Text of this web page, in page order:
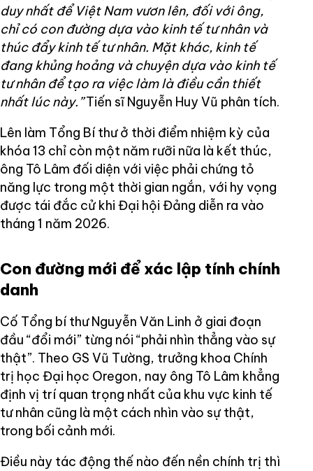
duy nhất để Việt Nam vươn lên, đối với ông,
chỉ có con đường dựa vào kinh tế tư nhân và
thúc đẩy kinh tế tư nhân. Mặt khác, kinh tế
đang khủng hoảng và chuyện dựa vào kinh tế
tư nhân để tạo ra việc làm là điều cần thiết
nhất lúc này.”Tiến sĩ Nguyễn Huy Vũ phân tích.
Lên làm Tổng Bí thư ở thời điểm nhiệm kỳ của
khóa 13 chỉ còn một năm rưỡi nữa là kết thúc,
ông Tô Lâm đối diện với việc phải chứng tỏ
năng lực trong một thời gian ngắn, với hy vọng
được tái đắc cử khi Đại hội Đảng diễn ra vào
tháng 1 năm 2026.
Con đường mới để xác lập tính chính
danh
Cố Tổng bí thư Nguyễn Văn Linh ở giai đoạn
đầu “đổi mới” từng nói “phải nhìn thẳng vào sự
thật”. Theo GS Vũ Tường, trưởng khoa Chính
trị học Đại học Oregon, nay ông Tô Lâm khẳng
định vị trí quan trọng nhất của khu vực kinh tế
tư nhân cũng là một cách nhìn vào sự thật,
trong bối cảnh mới.
Điều này tác động thế nào đến nền chính trị thì